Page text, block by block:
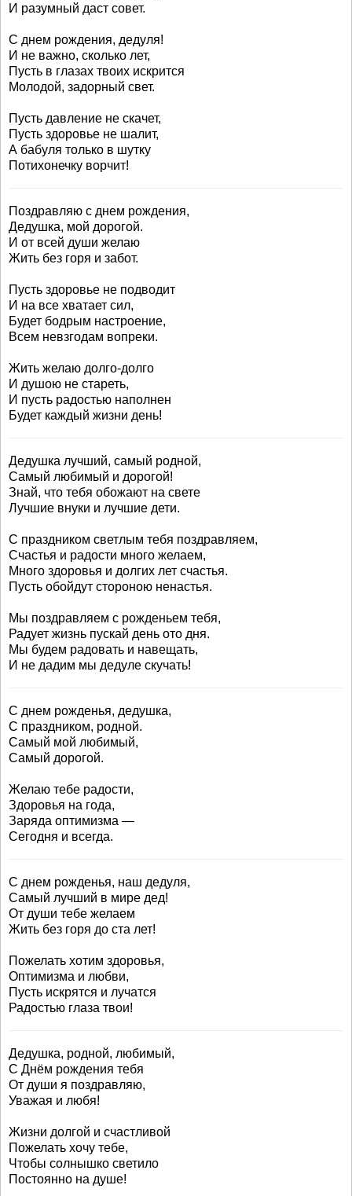
И разумный даст совет.
С днем рождения, дедуля!
И не важно, сколько лет,
Пусть в глазах твоих искрится
Молодой, задорный свет.
Пусть давление не скачет,
Пусть здоровье не шалит,
А бабуля только в шутку
Потихонечку ворчит!
Поздравляю с днем рождения,
Дедушка, мой дорогой.
И от всей души желаю
Жить без горя и забот.
Пусть здоровье не подводит
И на все хватает сил,
Будет бодрым настроение,
Всем невзгодам вопреки.
Жить желаю долго-долго
И душою не стареть,
И пусть радостью наполнен
Будет каждый жизни день!
Дедушка лучший, самый родной,
Самый любимый и дорогой!
Знай, что тебя обожают на свете
Лучшие внуки и лучшие дети.
С праздником светлым тебя поздравляем,
Счастья и радости много желаем,
Много здоровья и долгих лет счастья.
Пусть обойдут стороною ненастья.
Мы поздравляем с рожденьем тебя,
Радует жизнь пускай день ото дня.
Мы будем радовать и навещать,
И не дадим мы дедуле скучать!
С днем рожденья, дедушка,
С праздником, родной.
Самый мой любимый,
Самый дорогой.
Желаю тебе радости,
Здоровья на года,
Заряда оптимизма —
Сегодня и всегда.
С днем рожденья, наш дедуля,
Самый лучший в мире дед!
От души тебе желаем
Жить без горя до ста лет!
Пожелать хотим здоровья,
Оптимизма и любви,
Пусть искрятся и лучатся
Радостью глаза твои!
Дедушка, родной, любимый,
С Днём рождения тебя
От души я поздравляю,
Уважая и любя!
Жизни долгой и счастливой
Пожелать хочу тебе,
Чтобы солнышко светило
Постоянно на душе!